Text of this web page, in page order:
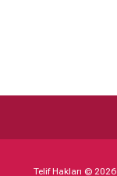
Telif Hakları © 2026